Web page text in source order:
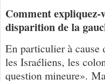
Comment
disparition de la
En particulier à cause
les Israéliens, les
question mineure».